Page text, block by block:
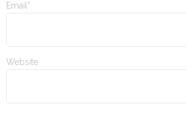
Email*
Website